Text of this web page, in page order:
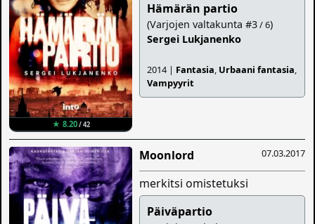
★ 8.20/ 42
Hämärän partio
(Varjojen valtakunta #3/ 6)
Sergei Lukjanenko
2014 | Fantasia, Urbaani fantasia,
Vampyyrit
07.03.2017
Moonlord
merkitsi omistetuksi
Päiväpartio